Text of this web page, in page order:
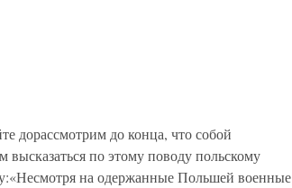
дорассмотрим до конца, что собой
по этому поводу польскому
на одержанные Польшей военные